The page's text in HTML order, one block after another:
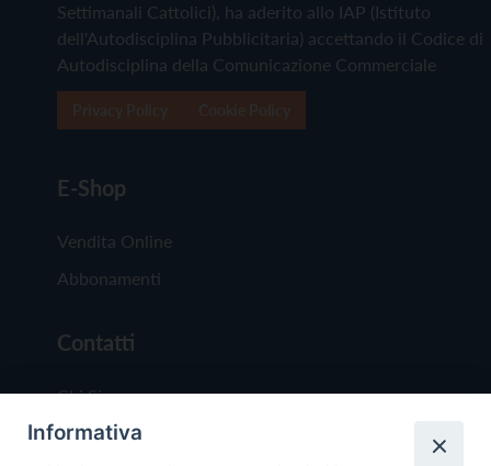
Settimanali Cattolici), ha aderito allo IAP (Istituto
dell'Autodisciplina Pubblicitaria) accettando il Codice di
Autodisciplina della Comunicazione Commerciale
E-Shop
Vendita Online
Abbonamenti
Contatti
Chi Siamo
Redazione
Informativa